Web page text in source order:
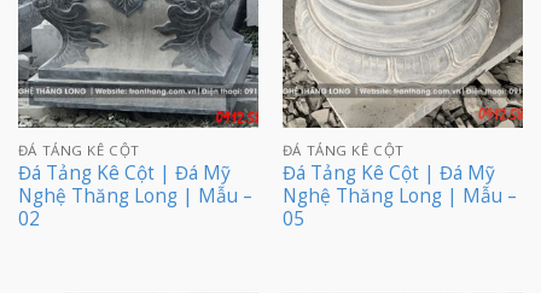
ĐÁ TẢNG KÊ CỘT
Đá Tảng Kê Cột | Đá Mỹ
Nghệ Thăng Long | Mẫu –
02
ĐÁ TẢNG KÊ CỘT
Đá Tảng Kê Cột | Đá Mỹ
Nghệ Thăng Long | Mẫu –
05